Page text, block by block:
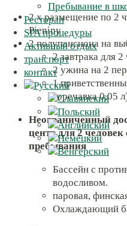
Пребывание в
Ресторан
SPA процедуры
Активный отдых
транспорт
контакт
2 x размещение по 2
Pieniny
2 полупансиона на
2 завтрака для 2
2 ужина на 2
1
горечавка 0,05
Неограниченный
центр для 2 человек
пребывания
Бассейн с
водосливом.
паровая,
Охлаждающий